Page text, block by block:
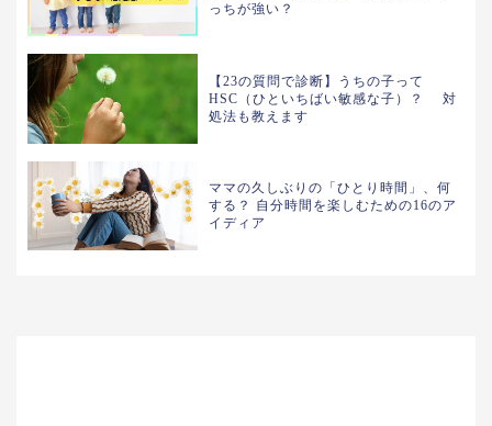
っちが強い？
【23の質問で診断】うちの子って
HSC（ひといちばい敏感な子）？ 対
処法も教えます
ママの久しぶりの「ひとり時間」、何
する？ 自分時間を楽しむための16のア
イディア